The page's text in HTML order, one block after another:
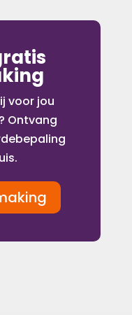
voor jou
Ontvang